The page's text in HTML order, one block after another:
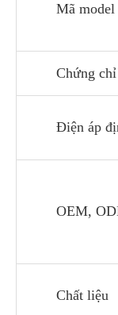
Mã model
Chứng chỉ
Điện áp
OEM,
Chất liệu